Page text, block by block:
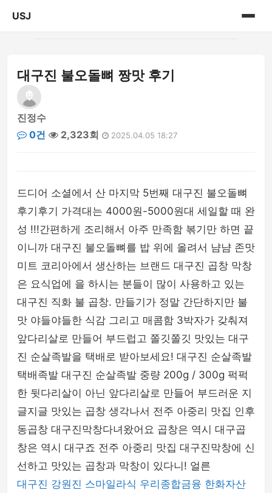
USJ
게시판
대구진 불오돌뼈 짱맛 후기
진정수
0건
2,323회 2025.04.05 18:27
드디어 소셜에서 산 마지막 5번째 대구진 불오돌뼈
후기후기 가격대는 4000원-5000원대 세일할 때 완
성 !!!간편하게 조리해서 아주 만족함 볶기만 하면 끝
이니까 대구진 불오돌뼈를 밥 위에 올려서 냠냠 존맛
미트 코리아에서 생산하는 브랜드 대구진 곱창 막창
은 요식업에 을 하시는 분들이 많이 사용하고 있는
대구진 직화 불 곱창. 만들기가 정말 간단하지만 불
맛 야들야들한 식감 그리고 매콤함 3박자가 갖춰져
앞다리살로 만들어 부드럽고 쫄깃쫄깃 맛있는 대구
진 순살족발을 택배로 받아보세요! 대구진 순살족발
택배족발 대구진 순살족발 중량 200g / 300g 퍽퍽
한 뒷다리살이 아닌 앞다리살로 만들어 부드러운 지
글지글 맛있는 곱창 생각나서 전주 아중리 맛집 인후
동곱창 대구진막창다녀왔어요 곱창은 역시 대구곱
창은 역시 대구죠 전주 아중리 맛집 대구진막창에 신
선하고 맛있는 곱창과 막창이 있다니! 얼른
대구진 강원진 스마일라식 우리종합금융 한화자산